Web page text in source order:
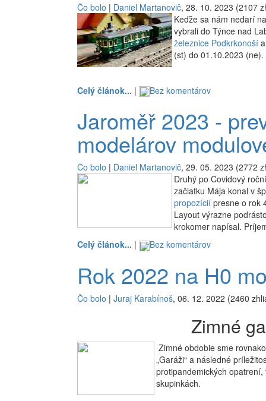
Čo bolo | Daniel Martanovič, 28. 10. 2023 (2107
Keďže sa nám nedarí
vybrali do Týnce nad
železnice Podkrkonoší
(st) do 01.10.2023 (ne).
Celý článok... | Bez komentárov
Jaroměř 2023 -
modelárov
Čo bolo | Daniel Martanovič, 29. 05. 2023 (2772
Druhý po Covidový
začiatku Mája konal v
propozícií presne o rok
Layout výrazne
krokomer napísal.
Celý článok... | Bez komentárov
Rok 2022 na H0
Čo bolo | Juraj Karabínoš, 06. 12. 2022 (2460
Zimné
Zimné obdobie sme
„Garáži“ a následné
protipandemických
skupinkách.